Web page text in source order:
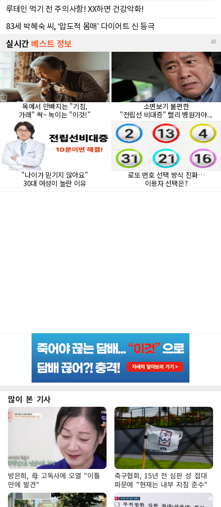
많이 본 기사
방은희, 母 고독사에 오열 "이틀
만에 발견"
축구협회, 15년 전 심판 성 접대
파문에 "현재는 내부 지침 준수"